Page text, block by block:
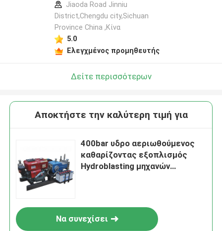
Jiaoda Road Jinniu
District,Chengdu city,Sichuan
Province China ,Κίνα
5.0
Ελεγχμένος προμηθευτής
Δείτε περισσότερων
Αποκτήστε την καλύτερη τιμή για
400bar υδρο αεριωθούμενος
καθαρίζοντας εξοπλισμός
Hydroblasting μηχανών
Να συνεχίσει